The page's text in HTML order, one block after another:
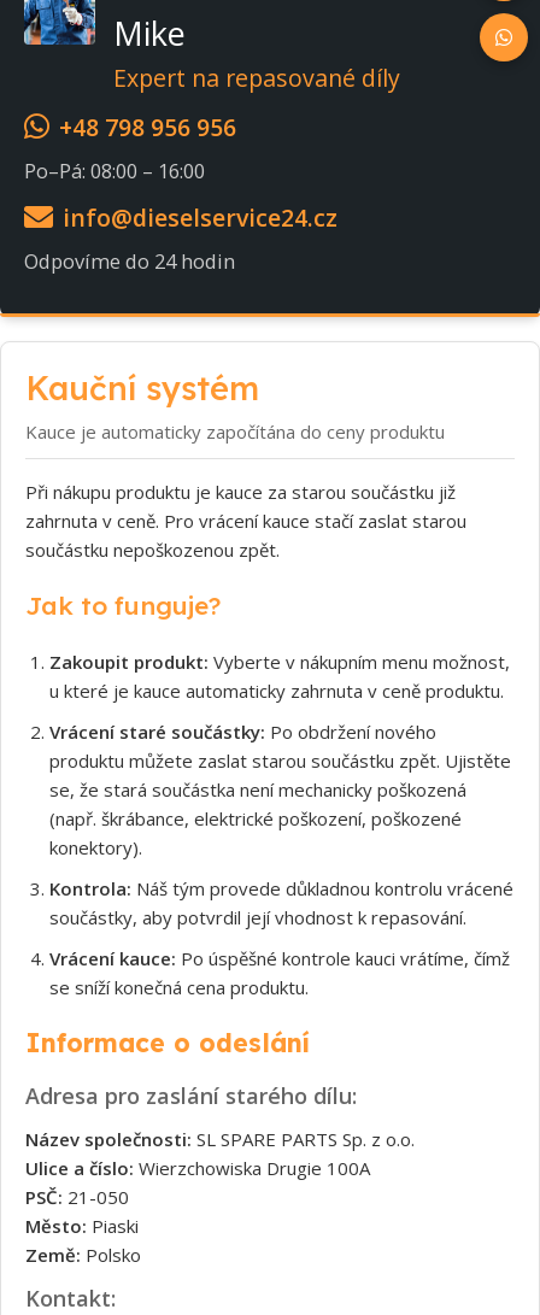
Mike
Expert na repasované díly
+48 798 956 956
Po–Pá: 08:00 – 16:00
info@dieselservice24.cz
Odpovíme do 24 hodin
Kauční systém
Kauce je automaticky započítána do ceny produktu
Při nákupu produktu je kauce za starou součástku již
zahrnuta v ceně. Pro vrácení kauce stačí zaslat starou
součástku nepoškozenou zpět.
Jak to funguje?
Zakoupit produkt: Vyberte v nákupním menu možnost,
u které je kauce automaticky zahrnuta v ceně produktu.
Vrácení staré součástky: Po obdržení nového
produktu můžete zaslat starou součástku zpět. Ujistěte
se, že stará součástka není mechanicky poškozená
(např. škrábance, elektrické poškození, poškozené
konektory).
Kontrola: Náš tým provede důkladnou kontrolu vrácené
součástky, aby potvrdil její vhodnost k repasování.
Vrácení kauce: Po úspěšné kontrole kauci vrátíme, čímž
se sníží konečná cena produktu.
Informace o odeslání
Adresa pro zaslání starého dílu:
Název společnosti: SL SPARE PARTS Sp. z o.o.
Ulice a číslo: Wierzchowiska Drugie 100A
PSČ: 21-050
Město: Piaski
Země: Polsko
Kontakt: